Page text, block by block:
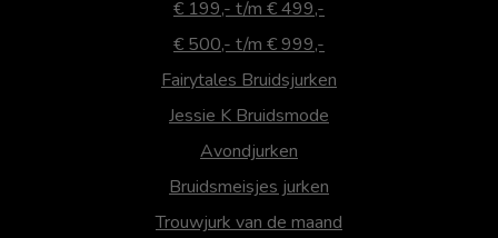
€ 199,- t/m € 499,-
€ 500,- t/m € 999,-
Fairytales Bruidsjurken
Jessie K Bruidsmode
Avondjurken
Bruidsmeisjes jurken
Trouwjurk van de maand